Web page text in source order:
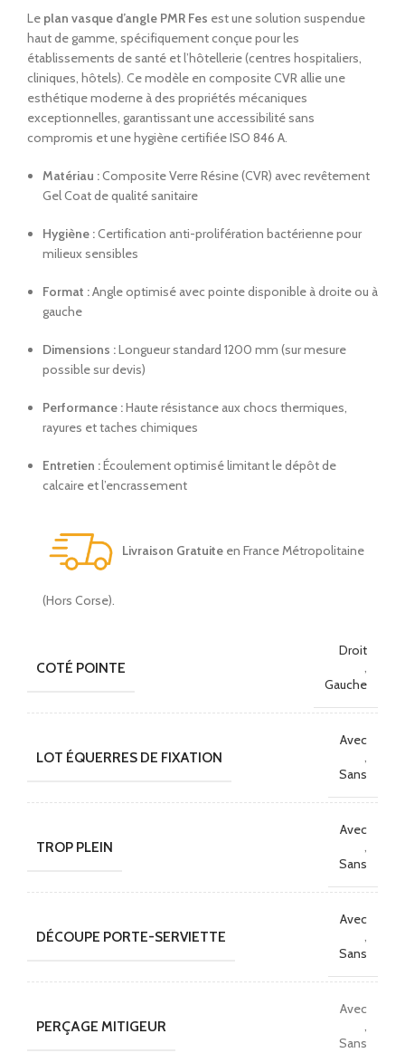
Le plan vasque d’angle PMR Fes est une solution suspendue
haut de gamme, spécifiquement conçue pour les
établissements de santé et l’hôtellerie (centres hospitaliers,
cliniques, hôtels). Ce modèle en composite CVR allie une
esthétique moderne à des propriétés mécaniques
exceptionnelles, garantissant une accessibilité sans
compromis et une hygiène certifiée ISO 846 A.
Matériau :Composite Verre Résine (CVR) avec revêtement
Gel Coat de qualité sanitaire
Hygiène :Certification anti-prolifération bactérienne pour
milieux sensibles
Format :Angle optimisé avec pointe disponible à droite ou à
gauche
Dimensions :Longueur standard 1200 mm (sur mesure
possible sur devis)
Performance :Haute résistance aux chocs thermiques,
rayures et taches chimiques
Entretien :Écoulement optimisé limitant le dépôt de
calcaire et l’encrassement
Livraison Gratuite en France Métropolitaine
(Hors Corse).
COTÉ POINTE
Droit
,
Gauche
LOT ÉQUERRES DE FIXATION
Avec
,
Sans
TROP PLEIN
Avec
,
Sans
DÉCOUPE PORTE-SERVIETTE
Avec
,
Sans
PERÇAGE MITIGEUR
Avec
,
Sans